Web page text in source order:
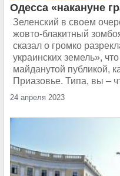
Одесса «накануне
Зеленский в своем
жовто-блакитный
сказал о громко
украинских земель»,
майданутой публикой,
Приазовье. Типа, вы –
24 апреля 2023